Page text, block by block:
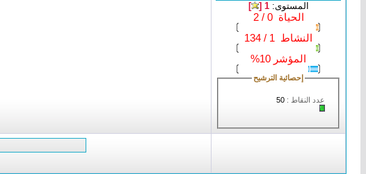
المستوى:1 [
]
الحياة 0 / 2
النشاط 1 / 134
المؤشر 10%
إحصائية الترشيح
عدد النقاط :50